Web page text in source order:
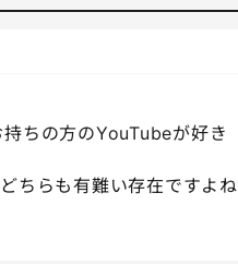
ちの方のYouTubeが好き
ちらも有難い存在ですよね